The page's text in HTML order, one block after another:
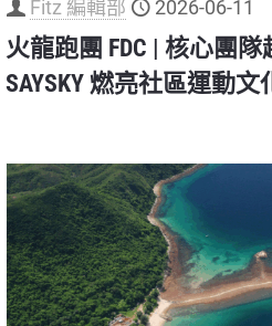
Fitz 編輯部 2026-06-11
火龍跑團 FDC | 核心團
SAYSKY 燃亮社區運動文